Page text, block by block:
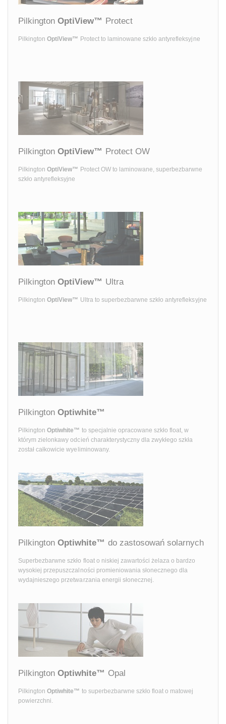
Pilkington OptiView™ Protect
Pilkington OptiView™ Protect to laminowane szkło antyrefleksyjne
Pilkington OptiView™ Protect OW
Pilkington OptiView™ Protect OW to laminowane, superbezbarwne
szkło antyrefleksyjne
Pilkington OptiView™ Ultra
Pilkington OptiView™ Ultra to superbezbarwne szkło antyrefleksyjne
Pilkington Optiwhite™
PilkingtonOptiwhite™ to specjalnie opracowane szkło float, w
którym zielonkawy odcień charakterystyczny dla zwykłego szkła
został całkowicie wyeliminowany.
Pilkington Optiwhite™ do zastosowań solarnych
Superbezbarwne szkło float o niskiej zawartości żelaza o bardzo
wysokiej przepuszczalności promieniowania słonecznego dla
wydajnieszego przetwarzania energii słonecznej.
Pilkington Optiwhite™ Opal
PilkingtonOptiwhite™ to superbezbarwne szkło float o matowej
powierzchni.